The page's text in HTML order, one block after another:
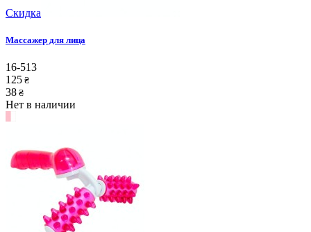
Скидка
Массажер для лица
16-513
125 ₴
38 ₴
Нет в наличии